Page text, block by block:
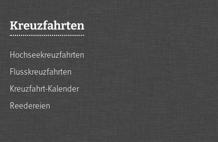
Kreuzfahrten
Hochseekreuzfahrten
Flusskreuzfahrten
Kreuzfahrt-Kalender
Reedereien